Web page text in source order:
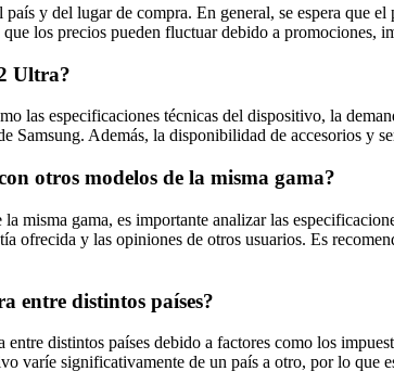
y del lugar de compra. En general, se espera que
los precios pueden fluctuar debido a promociones,
Ultra?
las especificaciones técnicas del dispositivo, la
Samsung. Además, la disponibilidad de accesorios y
otros modelos de la misma gama?
gama, es importante analizar las
ofrecida y las opiniones de otros usuarios. Es
entre distintos países?
distintos países debido a factores como los
varíe significativamente de un país a otro, por lo que